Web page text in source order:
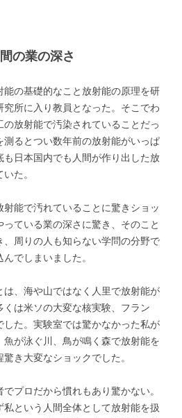
の業の深さ
の基礎的なこと放射能の原理を研
所に入り教員となった。そこでわ
放射能で汚染されていることだっ
測るとつい数年前の放射能がいっぱ
も日本国内でも人間が作り出した放
た。
能で汚れていることに驚きショッ
ている業の深さに驚き、そのこと
、周りの人も知らない学問の分野で
でしまいました。
、海や山ではなく人里で放射能が
くは米ソの大変な核実験、フラン
した。実験室では驚かなかった私が
魚が泳ぐ川、鳥が鳴く森で放射能を
き大変なショックでした。
プロだから慣れもあり驚かない。
という人間全体として放射能を扱